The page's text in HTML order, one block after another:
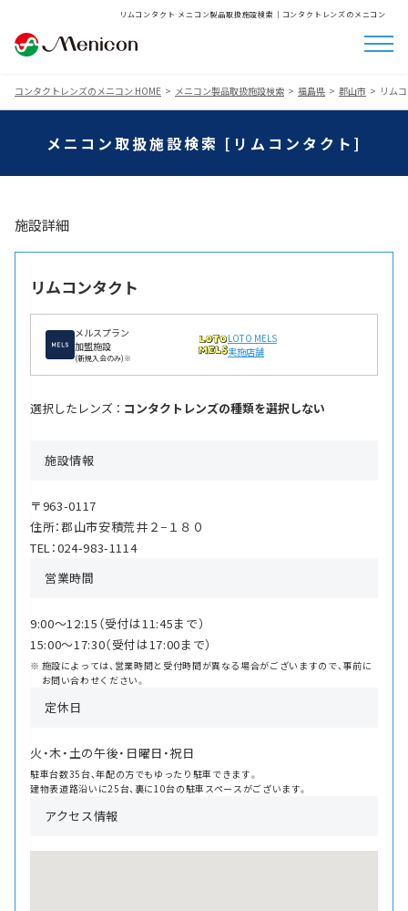
リムコンタクト メニコン製品取扱施設検索│コンタクトレンズのメニコン
コンタクトレンズのメニコン HOME メニコン製品取扱施設検索 福島県 郡山市 リム
メニコン取扱施設検索 [リムコンタクト]
施設詳細
リムコンタクト
メルスプラン
加盟施設
(新規入会のみ)※
LOTO MELS
実施店舗
選択したレンズ ： コンタクトレンズの種類を選択しない
施設情報
〒963-0117
住所：郡山市安積荒井２−１８０
TEL：024-983-1114
営業時間
9:00〜12:15（受付は11:45まで）
15:00〜17:30（受付は17:00まで）
施設によっては、営業時間と受付時間が異なる場合がございますので、事前に
お問い合わせください。
定休日
火・木・土の午後・日曜日・祝日
駐車台数35台、年配の方でもゆったり駐車できます。
建物表道路沿いに25台、裏に10台の駐車スペースがございます。
アクセス情報